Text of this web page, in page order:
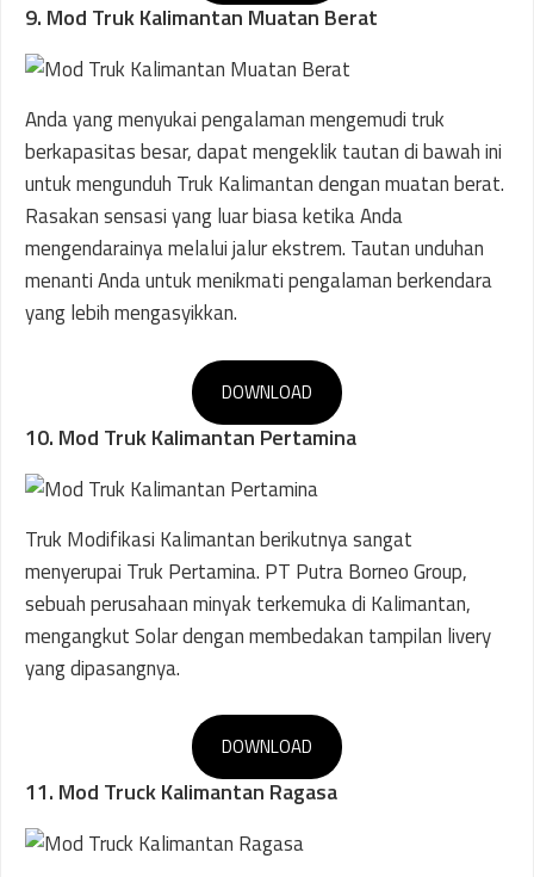
9. Mod Truk Kalimantan Muatan Berat
Anda yang menyukai pengalaman mengemudi truk
berkapasitas besar, dapat mengeklik tautan di bawah ini
untuk mengunduh Truk Kalimantan dengan muatan berat.
Rasakan sensasi yang luar biasa ketika Anda
mengendarainya melalui jalur ekstrem. Tautan unduhan
menanti Anda untuk menikmati pengalaman berkendara
yang lebih mengasyikkan.
DOWNLOAD
10. Mod Truk Kalimantan Pertamina
Truk Modifikasi Kalimantan berikutnya sangat
menyerupai Truk Pertamina. PT Putra Borneo Group,
sebuah perusahaan minyak terkemuka di Kalimantan,
mengangkut Solar dengan membedakan tampilan livery
yang dipasangnya.
DOWNLOAD
11. Mod Truck Kalimantan Ragasa